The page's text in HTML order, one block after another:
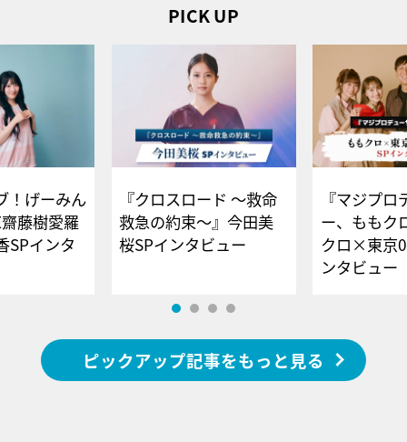
PICK UP
！げーみん
藤樹愛羅
SPインタ
『クロスロード ～救命
救急の約束～』今田美
桜SPインタビュー
『マジプロ
ー、ももク
クロ×東京
ンタビュー
ピックアップ記事をもっと見る